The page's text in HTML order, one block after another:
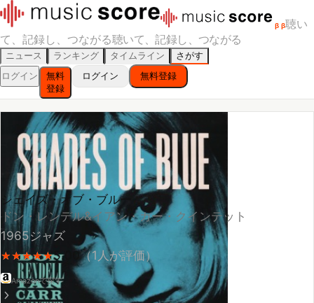
β β聴い
て、記録し、つながる聴いて、記録し、つながる
ニュース ランキング タイムライン
さがす
ログイン
無料
登録
ログイン 無料登録
シェイズ・オブ・ブルー
ドン・レンデル&イアン・カー・クインテット
1965 ジャズ
★
★★
★★
★★
★★
★5.00 （1人が評価）
Amazonで探す
🔥スキ！ 聴いた 聴きたい
スコアをつける